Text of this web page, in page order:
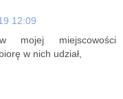
12:09
mojej miejscowości
w nich udział,